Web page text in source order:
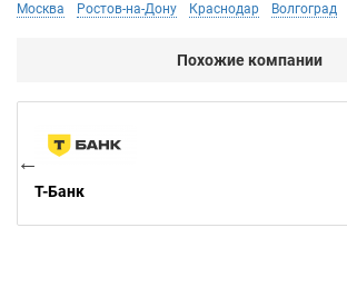
Москва Ростов-на-Дону Краснодар Волгоград
Похожие компании
Т-Банк